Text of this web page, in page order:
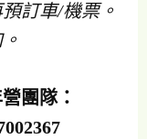
訂車/機票。
團隊：